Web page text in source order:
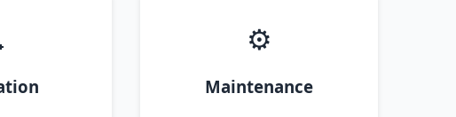
⚙️
Maintenance